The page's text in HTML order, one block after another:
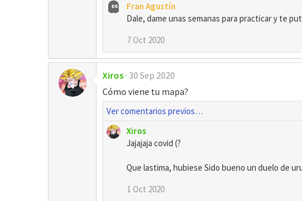
Fran Agustín
Dale, dame unas semanas para practicar y te
7 Oct 2020
Xiros 30 Sep 2020
Cómo viene tu mapa?
Ver comentarios previos…
Xiros
Jajajaja covid (?
Que lastima, hubiese Sido bueno un duelo de
1 Oct 2020